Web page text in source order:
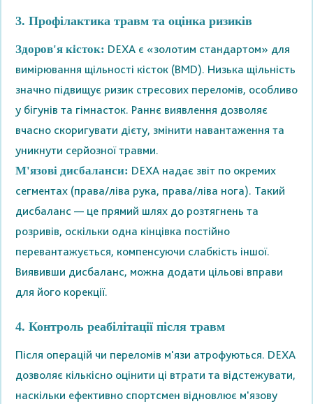
3. Профілактика травм та оцінка ризиків
Здоров'я кісток: DEXA є «золотим стандартом» для
вимірювання щільності кісток (BMD). Низька щільність
значно підвищує ризик стресових переломів, особливо
у бігунів та гімнасток. Раннє виявлення дозволяє
вчасно скоригувати дієту, змінити навантаження та
уникнути серйозної травми.
М'язові дисбаланси: DEXA надає звіт по окремих
сегментах (права/ліва рука, права/ліва нога). Такий
дисбаланс — це прямий шлях до розтягнень та
розривів, оскільки одна кінцівка постійно
перевантажується, компенсуючи слабкість іншої.
Виявивши дисбаланс, можна додати цільові вправи
для його корекції.
4. Контроль реабілітації після травм
Після операцій чи переломів м'язи атрофуються. DEXA
дозволяє кількісно оцінити ці втрати та відстежувати,
наскільки ефективно спортсмен відновлює м'язову